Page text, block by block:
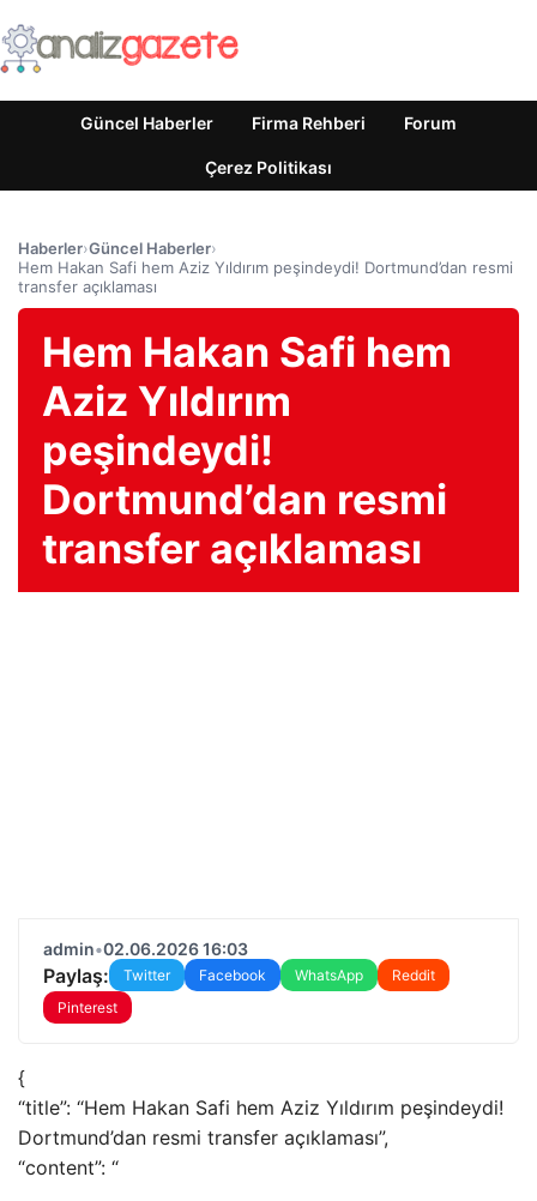
Güncel Haberler Firma Rehberi Forum
Çerez Politikası
Haberler›Güncel Haberler›
Hem Hakan Safi hem Aziz Yıldırım peşindeydi! Dortmund’dan resmi
transfer açıklaması
Hem Hakan Safi hem
Aziz Yıldırım
peşindeydi!
Dortmund’dan resmi
transfer açıklaması
admin•02.06.2026 16:03
Paylaş: Twitter Facebook WhatsApp
Reddit
Pinterest
{
“title”: “Hem Hakan Safi hem Aziz Yıldırım peşindeydi!
Dortmund’dan resmi transfer açıklaması”,
“content”: “